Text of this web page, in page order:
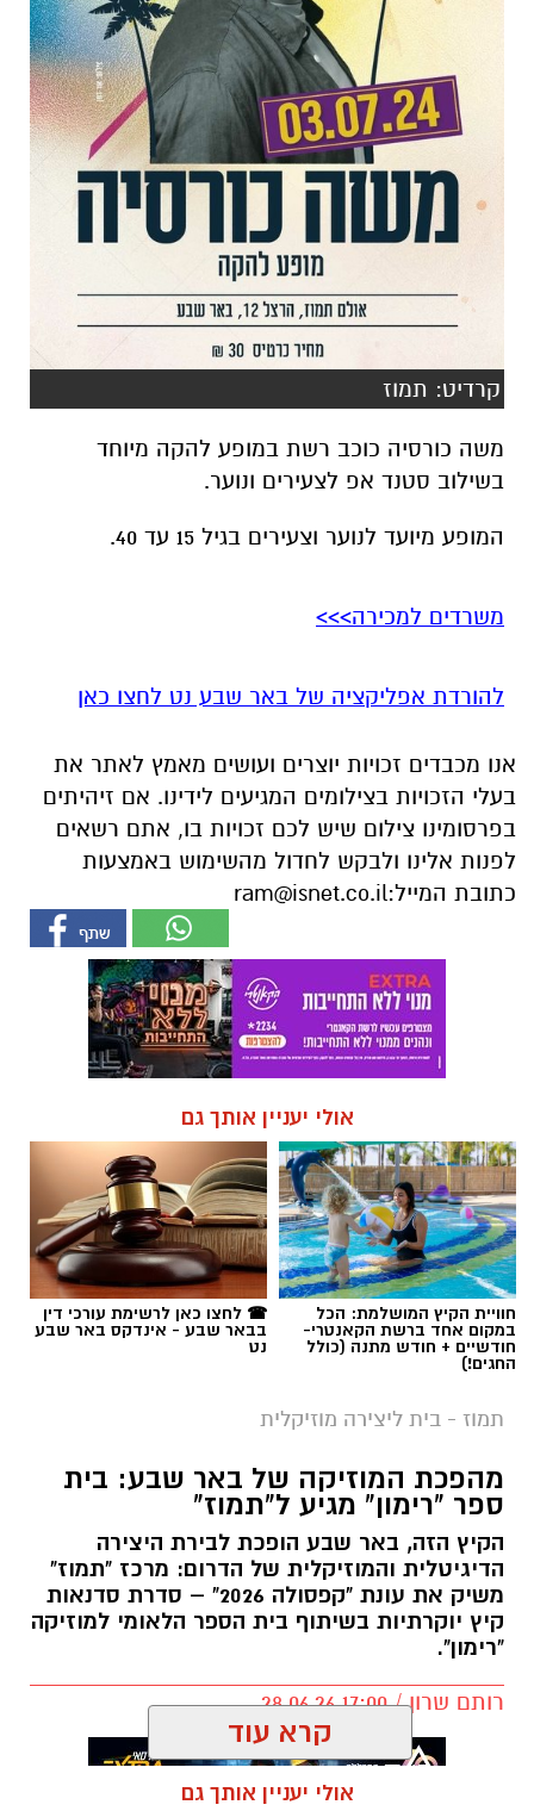
קרדיט: תמוז
משה כורסיה כוכב רשת במופע להקה מיוחד
בשילוב סטנד אפ לצעירים ונוער.
המופע מיועד לנוער וצעירים בגיל 15 עד 40.
משרדים למכירה>>>
להורדת אפליקציה של באר שבע נט לחצו כאן
אנו מכבדים זכויות יוצרים ועושים מאמץ לאתר את
בעלי הזכויות בצילומים המגיעים לידינו. אם זיהיתים
בפרסומינו צילום שיש לכם זכויות בו, אתם רשאים
לפנות אלינו ולבקש לחדול מהשימוש באמצעות
כתובת המייל:ram@isnet.co.il
אולי יעניין אותך גם
חוויית הקיץ המושלמת: הכל
במקום אחד ברשת הקאנטרי-
חודשיים + חודש מתנה (כולל
החגים!)
☎ לחצו כאן לרשימת עורכי דין
בבאר שבע - אינדקס באר שבע
נט
תמוז - בית ליצירה מוזיקלית
מהפכת המוזיקה של באר שבע: בית
ספר "רימון" מגיע ל"תמוז"
הקיץ הזה, באר שבע הופכת לבירת היצירה
הדיגיטלית והמוזיקלית של הדרום: מרכז "תמוז"
משיק את עונת "קפסולה 2026" – סדרת סדנאות
קיץ יוקרתיות בשיתוף בית הספר הלאומי למוזיקה
"רימון".
רותם שרון / 17:00 28.06.26
קרא עוד
אולי יעניין אותך גם